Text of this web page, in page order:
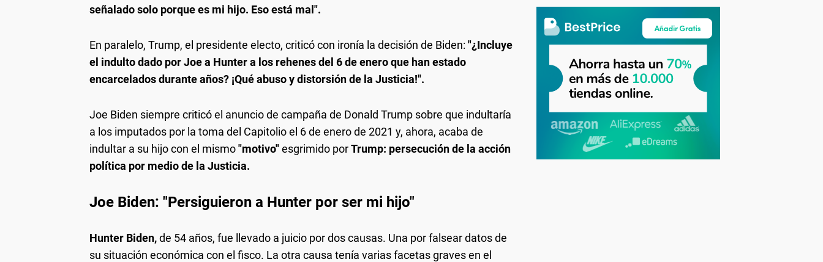
señalado solo porque es mi hijo. Eso está mal".
En paralelo, Trump, el presidente electo, criticó con ironía la decisión de Biden: "¿Incluye
el indulto dado por Joe a Hunter a los rehenes del 6 de enero que han estado
encarcelados durante años? ¡Qué abuso y distorsión de la Justicia!".
Joe Biden siempre criticó el anuncio de campaña de Donald Trump sobre que indultaría
a los imputados por la toma del Capitolio el 6 de enero de 2021 y, ahora, acaba de
indultar a su hijo con el mismo"motivo"esgrimido porTrump: persecución de la acción
política por medio de la Justicia.
Joe Biden: "Persiguieron a Hunter por ser mi hijo"
Hunter Biden,de 54 años, fue llevado a juicio por dos causas. Una por falsear datos de
su situación económica con el fisco. La otra causa tenía varias facetas graves en el